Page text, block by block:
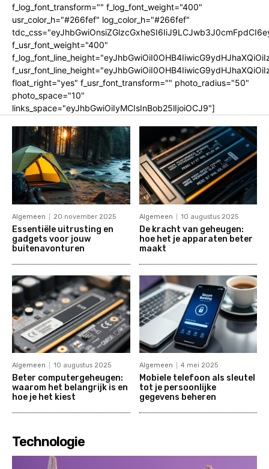
f_log_font_transform="" f_log_font_weight="400"
usr_color_h="#266fef" log_color_h="#266fef"
f_usr_font_weight="400"
float_right="yes" f_usr_font_transform="" photo_radius="50"
photo_space="10"
links_space="eyJhbGwiOiIyMCIsInBob25lIjoiOCJ9"]
Algemeen 20 november 2025
Essentiële uitrusting en
gadgets voor jouw
buitenavonturen
Algemeen 10 augustus 2025
De kracht van geheugen:
hoe het je apparaten beter
maakt
Algemeen 10 augustus 2025
Beter computergeheugen:
waarom het belangrijk is en
hoe je het kiest
Algemeen 4 mei 2025
Mobiele telefoon als sleutel
tot je persoonlijke
gegevens beheren
Technologie